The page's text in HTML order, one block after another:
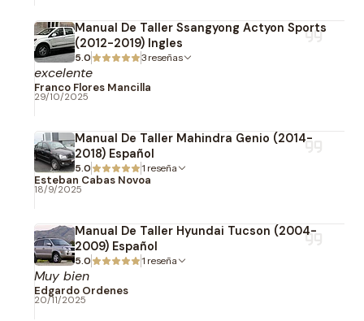
Manual De Taller Ssangyong Actyon Sports
(2012-2019) Ingles
5.0 3 reseñas
excelente
Franco Flores Mancilla
29/10/2025
Manual De Taller Mahindra Genio (2014-
2018) Español
5.0 1 reseña
Esteban Cabas Novoa
18/9/2025
Manual De Taller Hyundai Tucson (2004-
2009) Español
5.0 1 reseña
Muy bien
Edgardo Ordenes
20/11/2025